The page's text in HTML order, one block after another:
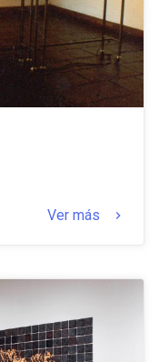
Ver más keyboard_arrow_right